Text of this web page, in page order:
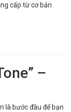
cấp từ cơ bản
–
là bước đầu để bạn